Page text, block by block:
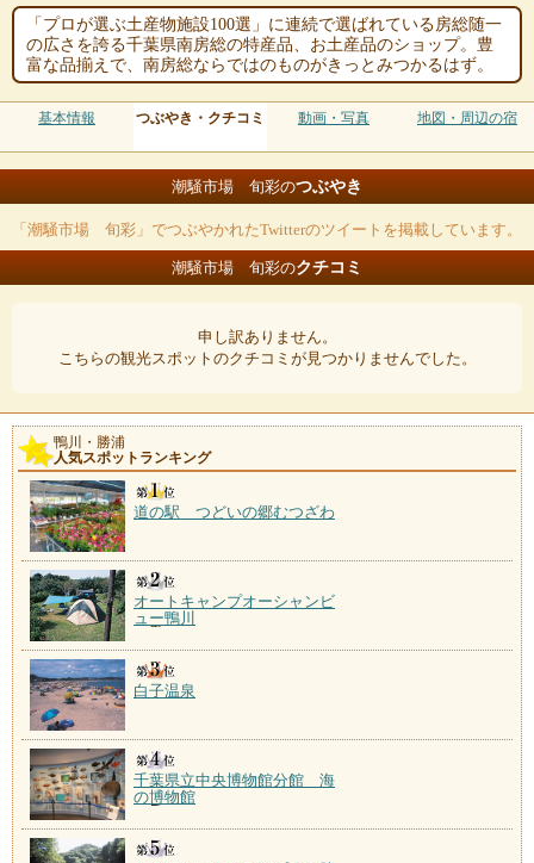
「プロが選ぶ土産物施設100選」に連続で選ばれている房総随一
の広さを誇る千葉県南房総の特産品、お土産品のショップ。豊
富な品揃えで、南房総ならではのものがきっとみつかるはず。
基本情報 つぶやき・クチコミ 動画・写真 地図・周辺の宿
潮騒市場 旬彩のつぶやき
「潮騒市場 旬彩」でつぶやかれたTwitterのツイートを掲載しています。
潮騒市場 旬彩のクチコミ
申し訳ありません。
こちらの観光スポットのクチコミが見つかりませんでした。
鴨川・勝浦
人気スポットランキング
道の駅 つどいの郷むつざわ
オートキャンプオーシャンビ
ュー鴨川
白子温泉
千葉県立中央博物館分館 海
の博物館